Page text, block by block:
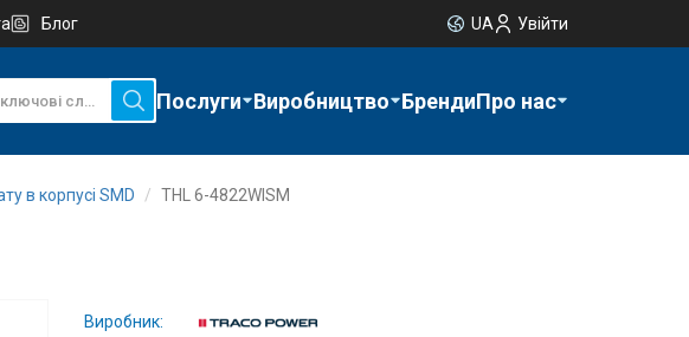
Блог UA Увійти
Послуги Виробництво БрендиПро нас
в корпусі SMD THL 6-4822WISM
Виробник: